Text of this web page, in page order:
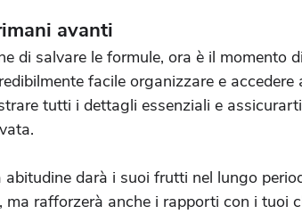
avanti
di salvare le formule, ora è il momento
facile organizzare e accedere
tutti i dettagli essenziali e
abitudine darà i suoi frutti nel lungo
rafforzerà anche i rapporti con i tuoi